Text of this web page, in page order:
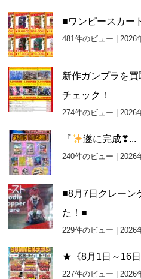
■ワンピースカー
481件のビュー 2026
新作ガンプラを
チェック！
274件のビュー 2026
『 遂に完成❣...
240件のビュー 2026
■8月7日クレーン
た！■
229件のビュー 2026
★《8月1日～16
227件のビュー 2026